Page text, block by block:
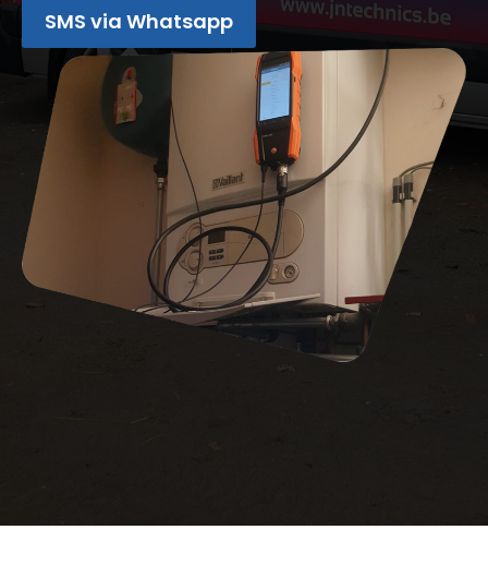
SMS via Whatsapp